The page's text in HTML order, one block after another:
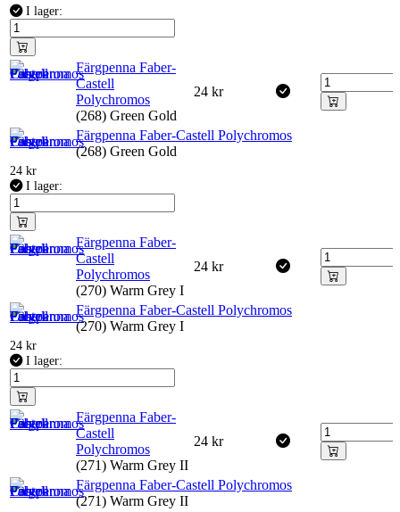
I lager:
Färgpenna Faber-
Castell
Polychromos
(268) Green Gold
24 kr
Färgpenna Faber-Castell Polychromos
(268) Green Gold
24 kr
I lager:
Färgpenna Faber-
Castell
Polychromos
(270) Warm Grey I
24 kr
Färgpenna Faber-Castell Polychromos
(270) Warm Grey I
24 kr
I lager:
Färgpenna Faber-
Castell
Polychromos
(271) Warm Grey II
24 kr
Färgpenna Faber-Castell Polychromos
(271) Warm Grey II